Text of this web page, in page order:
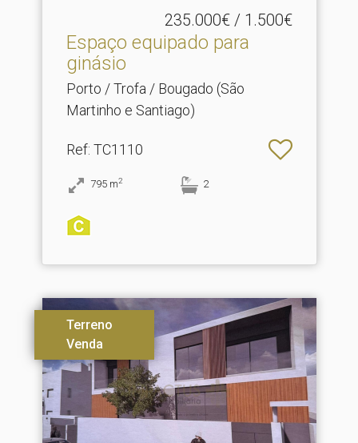
235.000€ / 1.500€
Espaço equipado para
ginásio
Porto / Trofa / Bougado (São
Martinho e Santiago)
Ref: TC1110
795 m2 2
Terreno
Venda